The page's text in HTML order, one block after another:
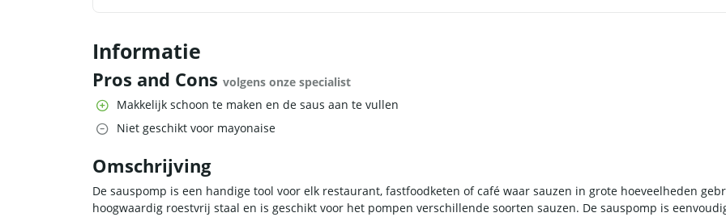
Informatie
Pros and Cons volgens onze specialist
Makkelijk schoon te maken en de saus aan te vullen
Niet geschikt voor mayonaise
Omschrijving
De sauspomp is een handige tool voor elk restaurant, fastfoodketen of café waar sauzen in grote hoeveelheden
hoogwaardig roestvrij staal en is geschikt voor het pompen verschillende soorten sauzen. De sauspomp is